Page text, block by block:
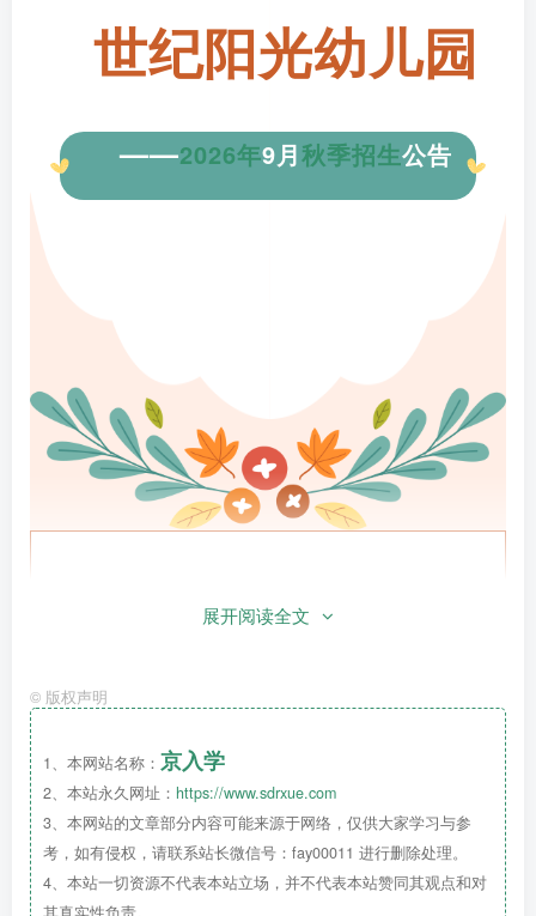
世纪阳光幼儿园
——2026年9月秋季招生公告
北京市海淀区世纪阳光幼儿园
秋季招生开始啦！
展开阅读全文
© 版权声明
1、本网站名称： 京入学
2、本站永久网址： https://www.sdrxue.com
3、本网站的文章部分内容可能来源于网络，仅供大家学习与参
考，如有侵权，请联系站长微信号：fay00011 进行删除处理。
4、本站一切资源不代表本站立场，并不代表本站赞同其观点和对